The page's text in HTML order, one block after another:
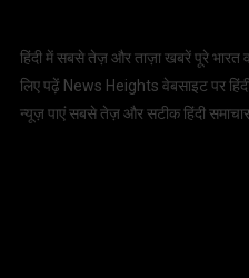
हिंदी में सबसे तेज़ और ताज़ा खबरें पूरे भारत
लिए पढ़ें News Heights वेबसाइट पर
न्यूज़ पाएं सबसे तेज़ और सटीक हिंदी